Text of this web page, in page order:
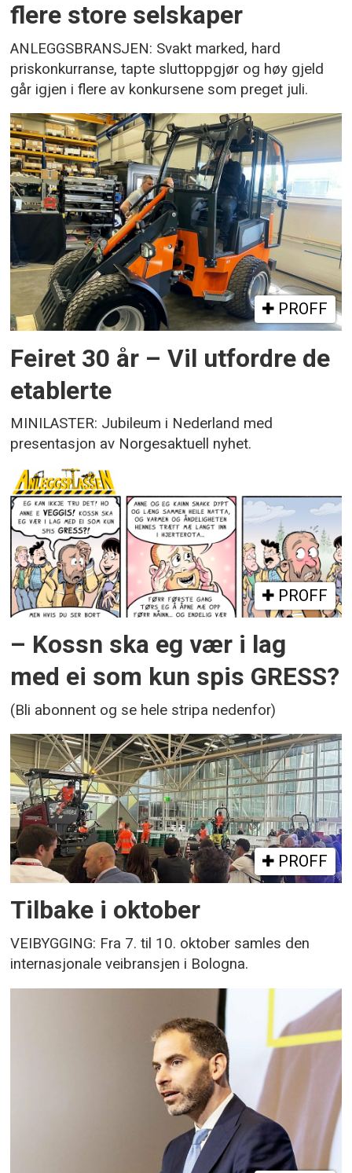
flere store selskaper
ANLEGGSBRANSJEN: Svakt marked, hard
priskonkurranse, tapte sluttoppgjør og høy gjeld
går igjen i flere av konkursene som preget juli.
PROFF
Feiret 30 år – Vil utfordre de
etablerte
MINILASTER: Jubileum i Nederland med
presentasjon av Norgesaktuell nyhet.
PROFF
– Kossn ska eg vær i lag
med ei som kun spis GRESS?
(Bli abonnent og se hele stripa nedenfor)
PROFF
Tilbake i oktober
VEIBYGGING: Fra 7. til 10. oktober samles den
internasjonale veibransjen i Bologna.